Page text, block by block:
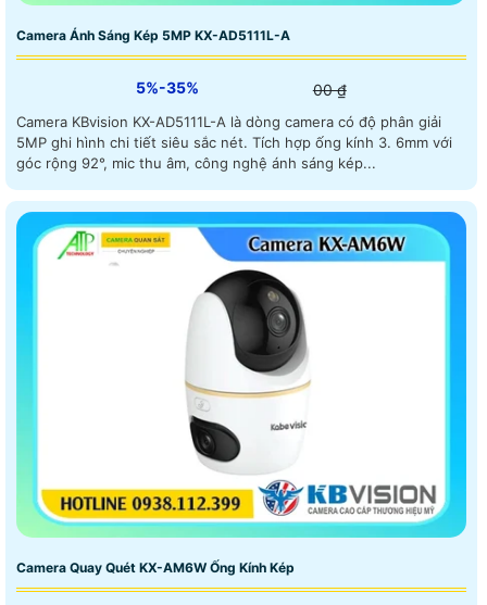
Camera Ánh Sáng Kép 5MP KX-AD5111L-A
5%-35% 00 ₫
Camera KBvision KX-AD5111L-A là dòng camera có độ phân giải
5MP ghi hình chi tiết siêu sắc nét. Tích hợp ống kính 3. 6mm với
góc rộng 92°, mic thu âm, công nghệ ánh sáng kép...
Camera Quay Quét KX-AM6W Ống Kính Kép